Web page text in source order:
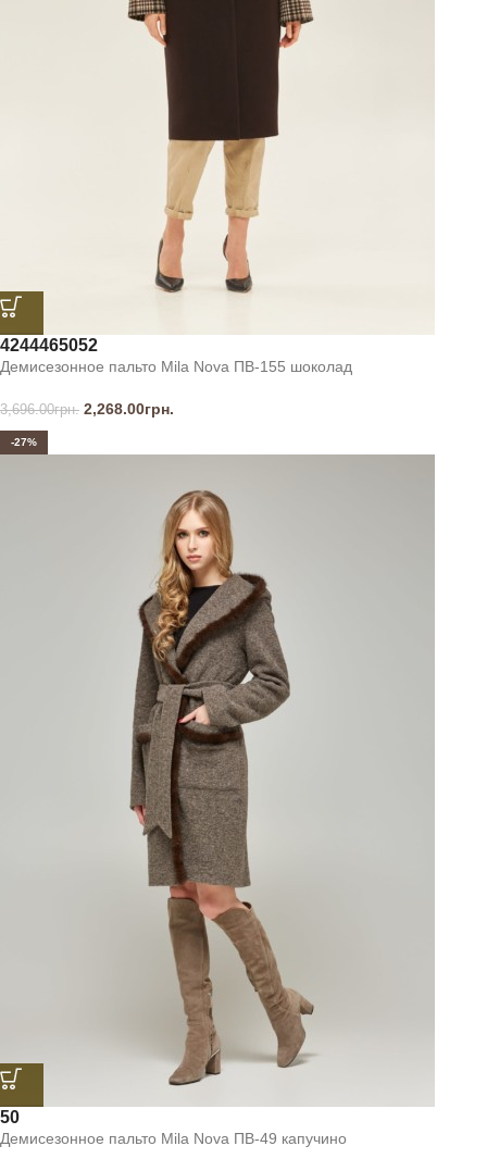
4244465052
Демисезонное пальто Mila Nova ПВ-155 шоколад
3,696.00грн. 2,268.00грн.
-27%
50
Демисезонное пальто Mila Nova ПВ-49 капучино